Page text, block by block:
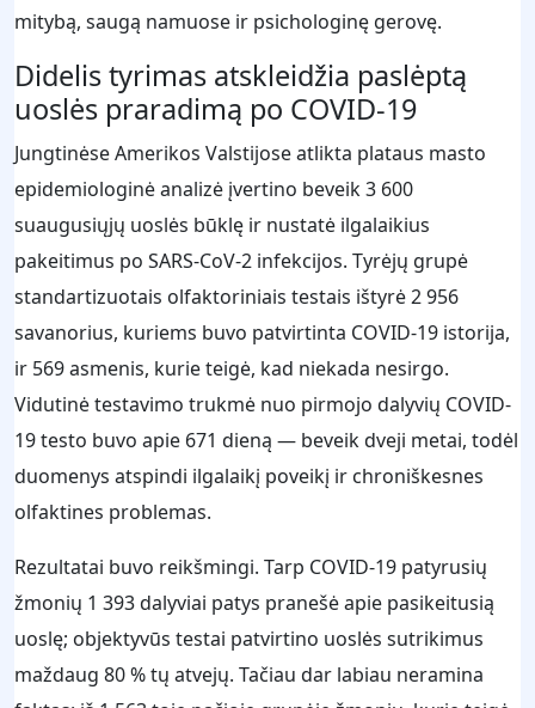
mitybą, saugą namuose ir psichologinę gerovę.
Didelis tyrimas atskleidžia paslėptą
uoslės praradimą po COVID-19
Jungtinėse Amerikos Valstijose atlikta plataus masto
epidemiologinė analizė įvertino beveik 3 600
suaugusiųjų uoslės būklę ir nustatė ilgalaikius
pakeitimus po SARS-CoV-2 infekcijos. Tyrėjų grupė
standartizuotais olfaktoriniais testais ištyrė 2 956
savanorius, kuriems buvo patvirtinta COVID-19 istorija,
ir 569 asmenis, kurie teigė, kad niekada nesirgo.
Vidutinė testavimo trukmė nuo pirmojo dalyvių COVID-
19 testo buvo apie 671 dieną — beveik dveji metai, todėl
duomenys atspindi ilgalaikį poveikį ir chroniškesnes
olfaktines problemas.
Rezultatai buvo reikšmingi. Tarp COVID-19 patyrusių
žmonių 1 393 dalyviai patys pranešė apie pasikeitusią
uoslę; objektyvūs testai patvirtino uoslės sutrikimus
maždaug 80 % tų atvejų. Tačiau dar labiau neramina